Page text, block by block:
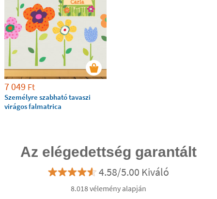
7 049 Ft
Személyre szabható tavaszi
virágos falmatrica
Az elégedettség garantált
4.58/5.00 Kiváló
8.018 vélemény alapján